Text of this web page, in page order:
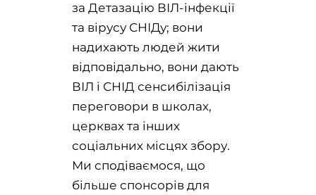
за Детазацію ВІЛ-інфекції
та вірусу СНІДу; вони
надихають людей жити
відповідально, вони дають
ВІЛ і СНІД сенсибілізація
переговори в школах,
церквах та інших
соціальних місцях збору.
Ми сподіваємося, що
більше спонсорів для